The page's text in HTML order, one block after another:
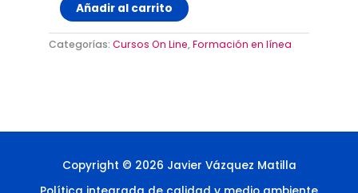
Añadir al carrito
Categorías:Cursos On Line,Formación en línea
Copyright © 2026 Javier Vázquez Matilla